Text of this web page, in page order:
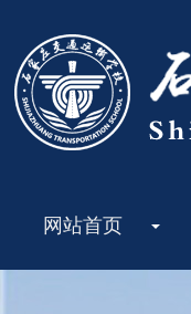
网站首页